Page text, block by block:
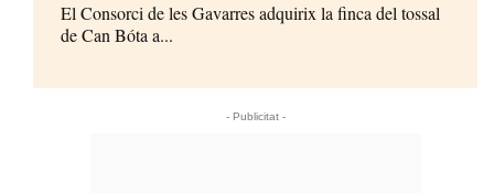
El Consorci de les Gavarres adquirix la finca del tossal
de Can Bóta a...
- Publicitat -